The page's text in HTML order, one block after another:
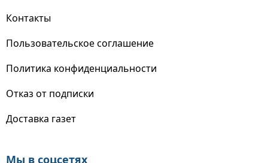
Контакты
Пользовательское соглашение
Политика конфиденциальности
Отказ от подписки
Доставка газет
Мы в соцсетях